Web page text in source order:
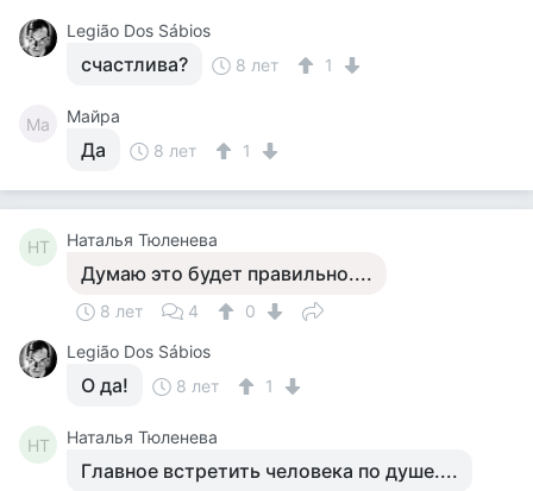
Legião Dos Sábios
счастлива? 8 лет 1
Ма Майра
Да 8 лет 1
НТ Наталья Тюленева
Думаю это будет правильно....
8 лет 4
0
Legião Dos Sábios
О да! 8 лет 1
НТ Наталья Тюленева
Главное встретить человека по душе....